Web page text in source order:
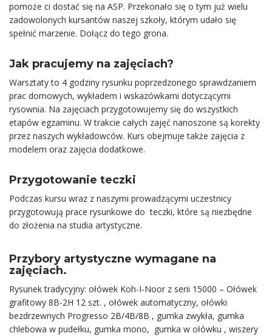
pomoże ci dostać się na ASP. Przekonało się o tym już wielu
zadowolonych kursantów naszej szkoły, którym udało się
spełnić marzenie. Dołącz do tego grona.
Jak pracujemy na zajęciach?
Warsztaty to 4 godziny rysunku poprzedzonego sprawdzaniem
prac domowych, wykładem i wskazówkami dotyczącymi
rysownia. Na zajęciach przygotowujemy się do wszystkich
etapów egzaminu. W trakcie całych zajęć nanoszone są korekty
przez naszych wykładowców. Kurs obejmuje także zajęcia z
modelem oraz zajęcia dodatkowe.
Przygotowanie teczki
Podczas kursu wraz z naszymi prowadzącymi uczestnicy
przygotowują prace rysunkowe do teczki, które są niezbędne
do złożenia na studia artystyczne.
Przybory artystyczne wymagane na
zajęciach.
Rysunek tradycyjny: ołówek Koh-I-Noor z serii 15000 – Ołówek
grafitowy 8B-2H 12 szt. , ołówek automatyczny, ołówki
bezdrzewnych Progresso 2B/4B/8B , gumka zwykła, gumka
chlebowa w pudełku, gumka mono, gumka w ołówku , wiszery